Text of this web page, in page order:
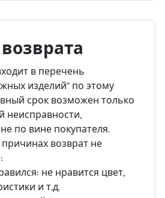
в перечень
изделий" по этому
срок возможен только
неисправности,
по вине покупателя.
возврат не
не нравится цвет,
и т.д.